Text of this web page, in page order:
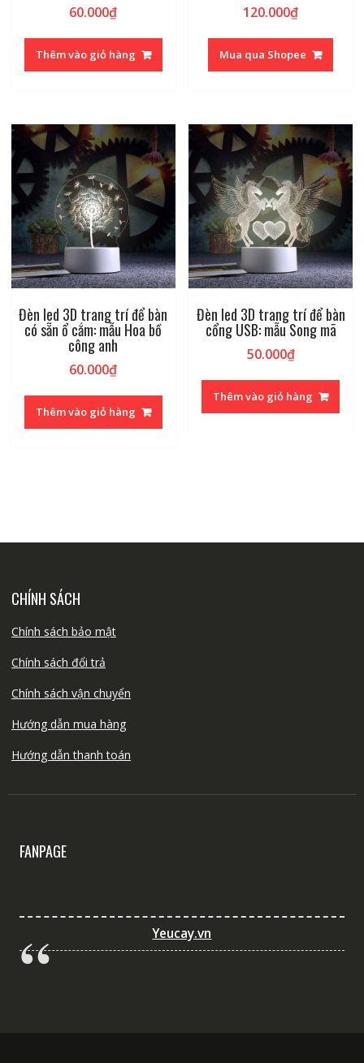
60.000₫
Thêm vào giỏ hàng
120.000₫
Mua qua Shopee
Đèn led 3D trang trí để bàn
có sẵn ổ cắm: mẫu Hoa bồ
công anh
60.000₫
Thêm vào giỏ hàng
Đèn led 3D trang trí để bàn
cổng USB: mẫu Song mã
50.000₫
Thêm vào giỏ hàng
CHÍNH SÁCH
Chính sách bảo mật
Chính sách đổi trả
Chính sách vận chuyển
Hướng dẫn mua hàng
Hướng dẫn thanh toán
FANPAGE
Yeucay.vn